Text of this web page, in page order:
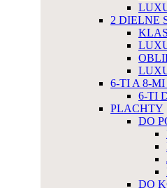
2 DIELNE
6-TI A 8-
6-TI
PLACHTY
DO
DO